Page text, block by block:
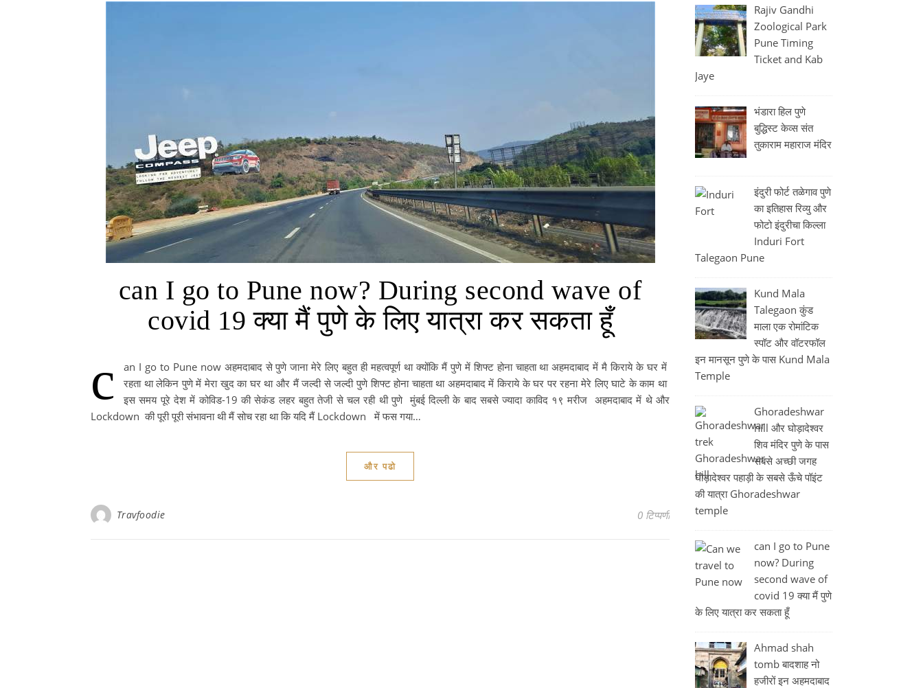
can I go to Pune now? During second wave of
covid 19 क्या मैं पुणे के लिए यात्रा कर सकता हूँ
c
an I go to Pune now अहमदाबाद से पुणे जाना मेरे लिए बहुत ही महत्वपूर्ण था क्योंकि मैं पुणे में शिफ्ट होना चाहता था अहमदाबाद में मै किराये के घर में
रहता था लेकिन पुणे में मेरा खुद का घर था और मैं जल्दी से जल्दी पुणे शिफ्ट होना चाहता था अहमदाबाद में किराये के घर पर रहना मेरे लिए घाटे के काम था
इस समय पूरे देश में कोविड-19 की सेकंड लहर बहुत तेजी से चल रही थी पुणे मुंबई दिल्ली के बाद सबसे ज्यादा काविद १९ मरीज अहमदाबाद में थे और
Lockdown की पूरी पूरी संभावना थी मैं सोच रहा था कि यदि मैं Lockdown में फस गया…
और पढो
Travfoodie 0 टिप्पणी
Rajiv Gandhi
Zoological Park
Pune Timing
Ticket and Kab
Jaye
भंडारा हिल पुणे
बुद्धिस्ट केव्स संत
तुकाराम महाराज मंदिर
इंदुरी फोर्ट तळेगाव पुणे
का इतिहास रिव्यु और
फोटो इंदुरीचा किल्ला
Induri Fort
Talegaon Pune
Kund Mala
Talegaon कुंड
माला एक रोमांटिक
स्पॉट और वॉटरफॉल
इन मानसून पुणे के पास Kund Mala
Temple
Ghoradeshwar
hill और घोड़ादेश्वर
शिव मंदिर पुणे के पास
सबसे अच्छी जगह
घोड़ादेश्वर पहाड़ी के सबसे ऊँचे पॉइंट
की यात्रा Ghoradeshwar
temple
can I go to Pune
now? During
second wave of
covid 19 क्या मैं पुणे
के लिए यात्रा कर सकता हूँ
Ahmad shah
tomb बादशाह नो
हजीरों इन अहमदाबाद